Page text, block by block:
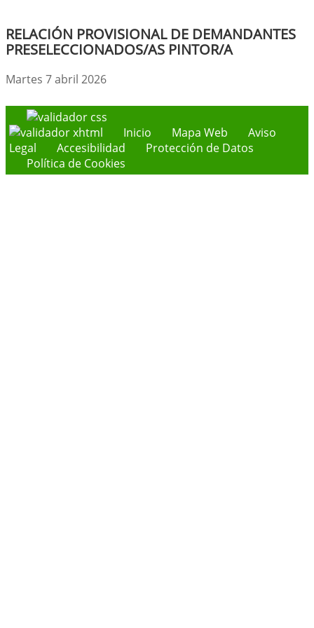
RELACIÓN PROVISIONAL DE DEMANDANTES
PRESELECCIONADOS/AS PINTOR/A
Martes 7 abril 2026
Inicio Mapa Web
Aviso
Legal
Accesibilidad
Protección de Datos
Política de Cookies